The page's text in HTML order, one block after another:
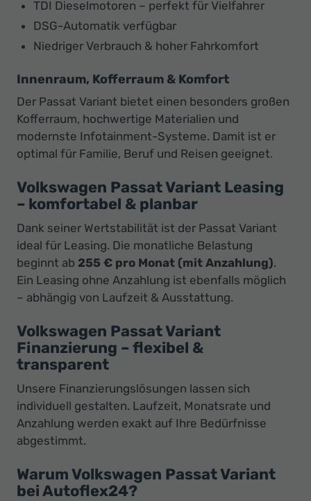
TDI Dieselmotoren – perfekt für Vielfahrer
DSG-Automatik verfügbar
Niedriger Verbrauch & hoher Fahrkomfort
Innenraum, Kofferraum & Komfort
Der Passat Variant bietet einen besonders großen
Kofferraum, hochwertige Materialien und
modernste Infotainment-Systeme. Damit ist er
optimal für Familie, Beruf und Reisen geeignet.
Volkswagen Passat Variant Leasing
– komfortabel & planbar
Dank seiner Wertstabilität ist der Passat Variant
ideal für Leasing. Die monatliche Belastung
beginnt ab 255 € pro Monat (mit Anzahlung).
Ein Leasing ohne Anzahlung ist ebenfalls möglich
– abhängig von Laufzeit & Ausstattung.
Volkswagen Passat Variant
Finanzierung – flexibel &
transparent
Unsere Finanzierungslösungen lassen sich
individuell gestalten. Laufzeit, Monatsrate und
Anzahlung werden exakt auf Ihre Bedürfnisse
abgestimmt.
Warum Volkswagen Passat Variant
bei Autoflex24?